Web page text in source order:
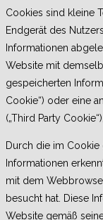
Cookies sind kleine
Endgerät des
Informationen
Website mit
gespeicherten
Cookie“) oder eine
(„Third Party
Durch die im
Informationen
mit dem
besucht hat. Diese
Website gemäß